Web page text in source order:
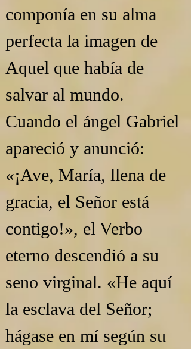
componía en su alma
perfecta la imagen de
Aquel que había de
salvar al mundo.
Cuando el ángel Gabriel
apareció y anunció:
«¡Ave, María, llena de
gracia, el Señor está
contigo!», el Verbo
eterno descendió a su
seno virginal. «He aquí
la esclava del Señor;
hágase en mí según su